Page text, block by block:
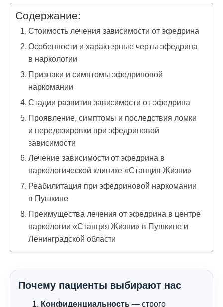
Содержание:
Стоимость лечения зависимости от эфедрина
Особенности и характерные черты эфедрина
в наркологии
Признаки и симптомы эфедриновой
наркомании
Стадии развития зависимости от эфедрина
Проявление, симптомы и последствия ломки
и передозировки при эфедриновой
зависимости
Лечение зависимости от эфедрина в
наркологической клинике «Станция Жизни»
Реабилитация при эфедриновой наркомании
в Пушкине
Преимущества лечения от эфедрина в центре
наркологии «Станция Жизни» в Пушкине и
Ленинградской области
Почему пациенты выбирают нас
Конфиденциальность — строго